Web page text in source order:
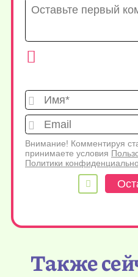
Внимание! Комментируя
принимаете условия
Политики
Также